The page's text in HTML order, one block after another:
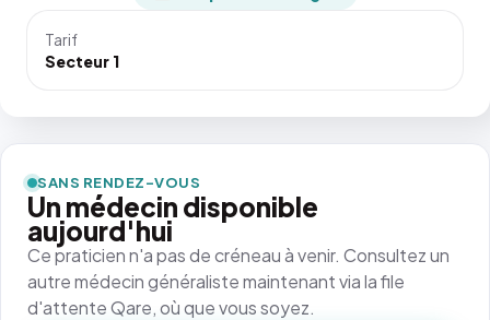
Tarif
Secteur 1
SANS RENDEZ-VOUS
Un médecin disponible
aujourd'hui
Ce praticien n'a pas de créneau à venir. Consultez un
autre médecin généraliste maintenant via la file
d'attente Qare, où que vous soyez.